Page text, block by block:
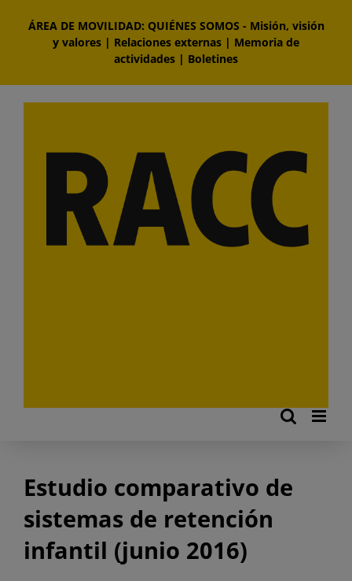
contenido
ÁREA DE MOVILIDAD: QUIÉNES SOMOS - Misión, visión
y valores | Relaciones externas | Memoria de
actividades | Boletines
Estudio comparativo de
sistemas de retención
infantil (junio 2016)